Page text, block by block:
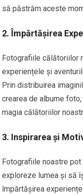
să păstrăm aceste
2. Împărtășirea
Fotografiile călătoriilor
experiențele și
Prin distribuirea
crearea de albume
magia călătoriilor
3. Inspirarea și
Fotografiile noastre
exploreze lumea și să
împărtășirea